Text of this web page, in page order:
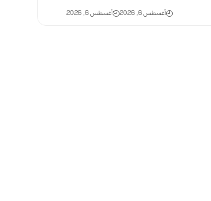
أغسطس 6, 2026 أغسطس 6, 2026